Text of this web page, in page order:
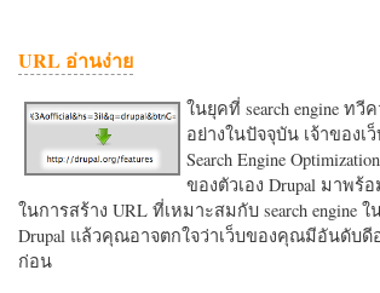
URL อ่านง่าย
ในยุคที่ search engine ท
อย่างในปัจจุบัน เจ้าของเ
Search Engine
ของตัวเอง Drupal มาพร้
ในการสร้าง URL ที่เหมาะสมกับ search engine
Drupal แล้วคุณอาจตกใจว่าเว็บของคุณมีอันดับดี
ก่อน